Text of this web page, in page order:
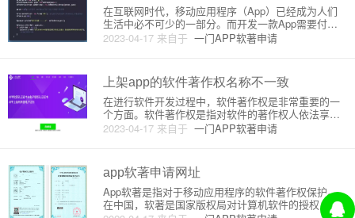
2023-04-17 来自于 一门APP软著申请
在互联网时代，移动应用程序（App）已经成为人们
生活中必不可少的一部分。而开发一款App需要付出
大量的时间和精力，因此保护App的知识产权显得尤
需要了解软件著作权
上架app的软件著作权名称不一致
2023-04-17 来自于 一门APP软著申请
在进行软件开发过程中，软件著作权是非常重要的一
个方面。软件著作权是指对软件的著作权人依法享有
的权利。在软件开发完成后，需要将软件上架到各大
一下这种情况的原理和解决方
app软著申请网址
App软著是指对于移动应用程序的软件著作权保护。
在中国，软著是国家版权局对计算机软件的授权，也